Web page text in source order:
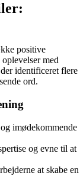
positive
med
identificeret flere
ord.
imødekommende
og evne til at
at skabe en